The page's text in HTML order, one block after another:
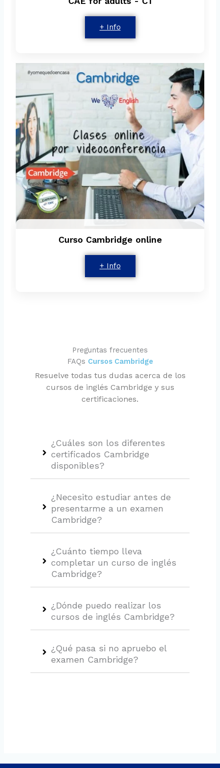
+ Info
Curso Cambridge online
+ Info
Preguntas frecuentes
FAQs Cursos Cambridge
Resuelve todas tus dudas acerca de los
cursos de inglés Cambridge y sus
certificaciones.
¿Cuáles son los diferentes
certificados Cambridge
disponibles?
¿Necesito estudiar antes de
presentarme a un examen
Cambridge?
¿Cuánto tiempo lleva
completar un curso de inglés
Cambridge?
¿Dónde puedo realizar los
cursos de inglés Cambridge?
¿Qué pasa si no apruebo el
examen Cambridge?